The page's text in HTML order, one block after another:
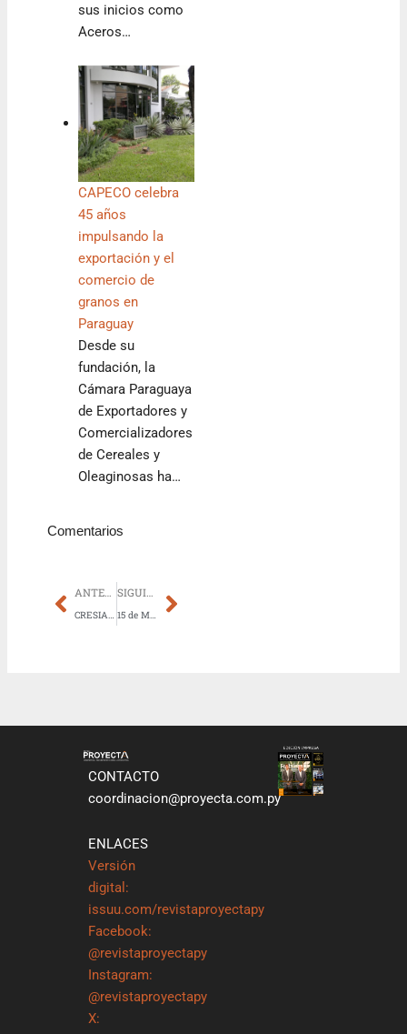
sus inicios como
Aceros…
CAPECO celebra
45 años
impulsando la
exportación y el
comercio de
granos en
Paraguay
Desde su
fundación, la
Cámara Paraguaya
de Exportadores y
Comercializadores
de Cereales y
Oleaginosas ha…
Comentarios
Prev SIGUIENTE
15 de Mayo: Día de las Madres
Next
CONTACTO
coordinacion@proyecta.com.py
ENLACES
Versión
digital:
issuu.com/revistaproyectapy
Facebook:
@revistaproyectapy
Instagram:
@revistaproyectapy
X: